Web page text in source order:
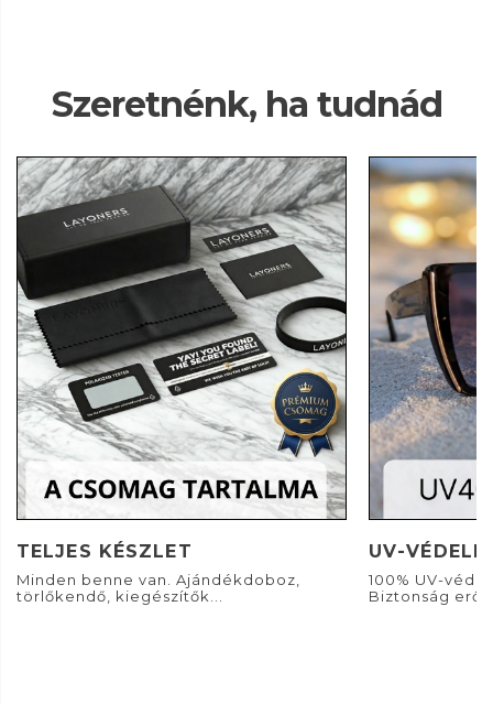
Szeretnénk, ha tudnád
TELJES KÉSZLET
Minden benne van. Ajándékdoboz,
törlőkendő, kiegészítők...
UV-
100% UV-
Biztonság